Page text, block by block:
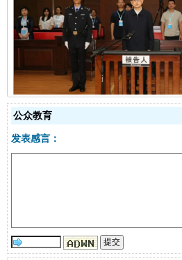
受贿1.44亿！段成刚被判无期
公众教育
发表感言：